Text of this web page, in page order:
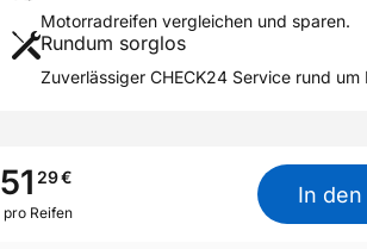
Motorradtyp
Scooter
Weitere Eigenschaften
M+S
Nein
Motorrad Kennzeichnung
M/C
Motorradreifen vergleichen und sparen.
Rundum sorglos
Zuverlässiger CHECK24 Service rund
51 29€
pro Reifen
In